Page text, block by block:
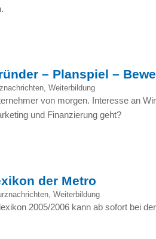
– Planspiel –
, Weiterbildung
von morgen. Interesse an
und Finanzierung geht?
der Metro
, Weiterbildung
2005/2006 kann ab sofort bei